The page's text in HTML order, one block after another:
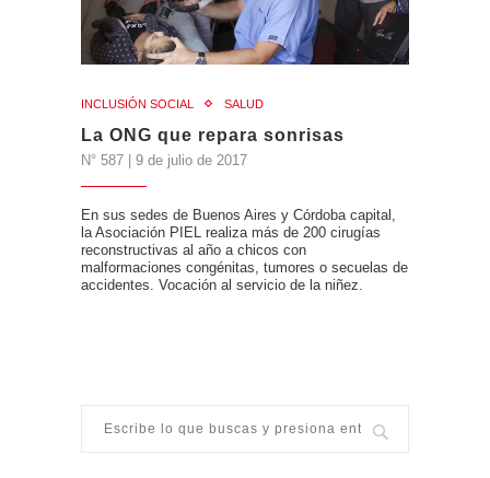
INCLUSIÓN SOCIAL SALUD
La ONG que repara sonrisas
N° 587 | 9 de julio de 2017
En sus sedes de Buenos Aires y Córdoba capital,
la Asociación PIEL realiza más de 200 cirugías
reconstructivas al año a chicos con
malformaciones congénitas, tumores o secuelas de
accidentes. Vocación al servicio de la niñez.